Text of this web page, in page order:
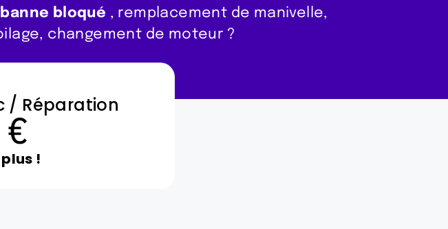
bloqué , remplacement de manivelle,
changement de moteur ?
/ Réparation
€
!